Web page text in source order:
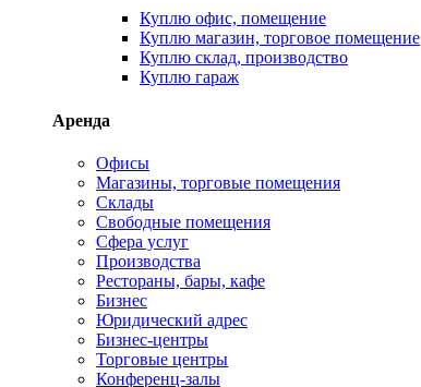
Куплю офис, помещение
Куплю магазин, торговое помещение
Куплю склад, производство
Куплю гараж
Аренда
Офисы
Магазины, торговые помещения
Склады
Свободные помещения
Сфера услуг
Производства
Рестораны, бары, кафе
Бизнес
Юридический адрес
Бизнес-центры
Торговые центры
Конференц-залы